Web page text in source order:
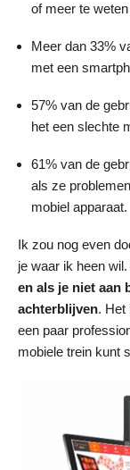
of meer te
Meer dan 33%
met een
57% van de
het een slechte
61% van de
als ze
mobiel apparaat.
Ik zou nog even
je waar ik heen wil.
en als je niet aan
achterblijven. Het
een paar
mobiele trein kunt